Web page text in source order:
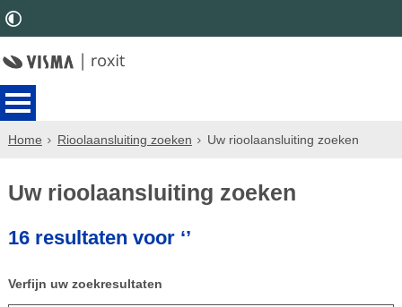
Home Rioolaansluiting zoeken Uw rioolaansluiting zoeken
Uw rioolaansluiting zoeken
16 resultaten voor ‘’
Verfijn uw zoekresultaten